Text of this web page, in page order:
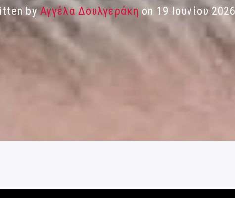
byΑγγέλα Δουλγεράκη on 19 Ιουνίου 2026